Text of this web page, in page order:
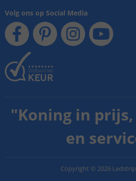
Volg ons op Social Media
"Koning in
en
Copyright © 2026